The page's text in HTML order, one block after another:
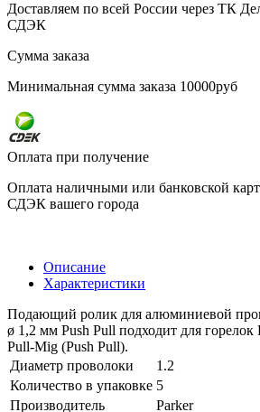
Доставляем по всей России через ТК
СДЭК
Сумма заказа
Минимальная сумма заказа 10000руб
Оплата при получение
Оплата наличными или банковской
СДЭК вашего города
Описание
Характеристики
Подающий ролик для алюминиевой
ø 1,2 мм Push Pull подходит для горелок
Pull-Mig (Push Pull).
Диаметр проволоки
1.2
Количество в упаковке 5
Производитель
Parker